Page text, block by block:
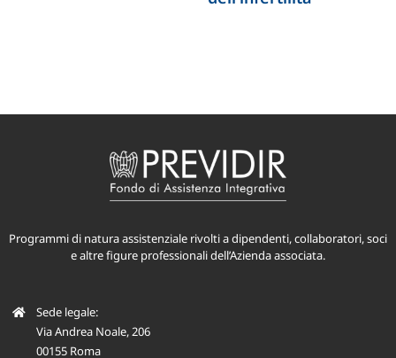
Programmi di natura assistenziale rivolti a dipendenti, collaboratori, soci
Sede legale:
Via Andrea Noale, 206